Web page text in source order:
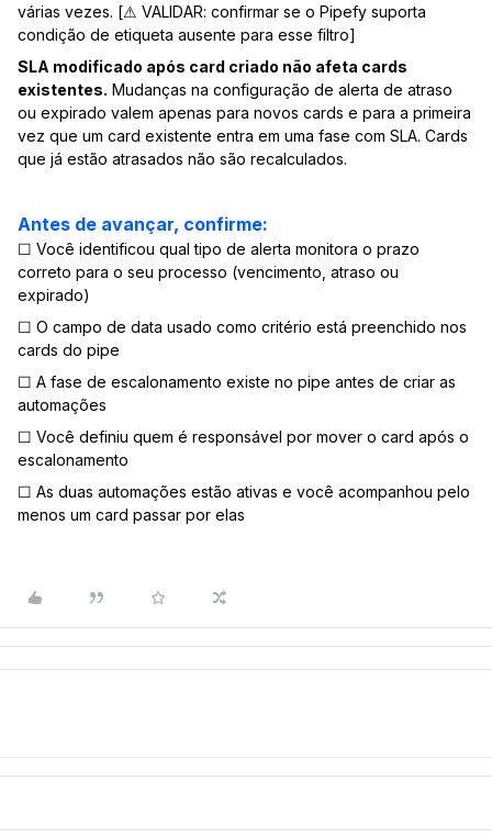
várias vezes. [⚠ VALIDAR: confirmar se o Pipefy suporta
condição de etiqueta ausente para esse filtro]
SLA modificado após card criado não afeta cards
existentes. Mudanças na configuração de alerta de atraso
ou expirado valem apenas para novos cards e para a primeira
vez que um card existente entra em uma fase com SLA. Cards
que já estão atrasados não são recalculados.
Antes de avançar, confirme:
☐ Você identificou qual tipo de alerta monitora o prazo
correto para o seu processo (vencimento, atraso ou
expirado)
☐ O campo de data usado como critério está preenchido nos
cards do pipe
☐ A fase de escalonamento existe no pipe antes de criar as
automações
☐ Você definiu quem é responsável por mover o card após o
escalonamento
☐ As duas automações estão ativas e você acompanhou pelo
menos um card passar por elas